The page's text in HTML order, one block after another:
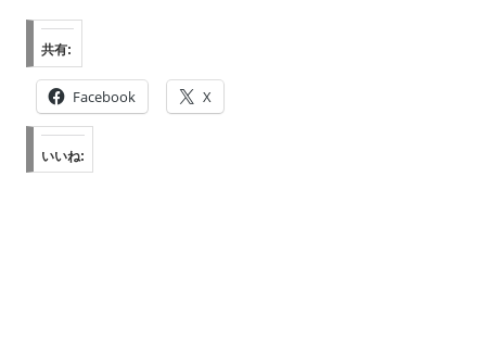
共有:
Facebook X
いいね: